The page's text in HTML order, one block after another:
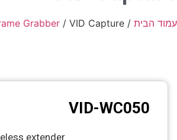
Industrial Camera
Video Equipment
עמוד הבית /
Grabber / VID Capture
VID-WC050
extender